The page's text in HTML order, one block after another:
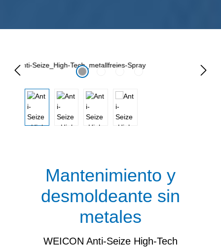
Omitir galería de imágenes
Mantenimiento y
desmoldeante sin
metales
WEICON Anti-Seize High-Tech